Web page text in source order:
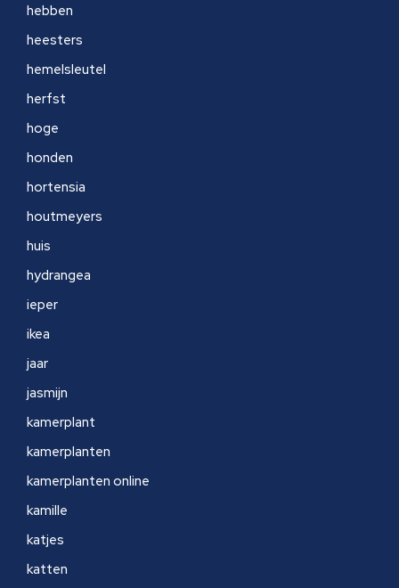
hebben
heesters
hemelsleutel
herfst
hoge
honden
hortensia
houtmeyers
huis
hydrangea
ieper
ikea
jaar
jasmijn
kamerplant
kamerplanten
kamerplanten online
kamille
katjes
katten